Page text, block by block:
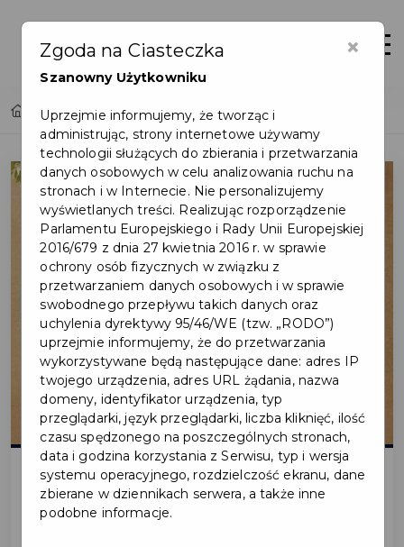
Home Wymień źródło ciepła w swoim domu
2021-06-04
×
Zgoda na Ciasteczka
Szanowny Użytkowniku
Uprzejmie informujemy, że tworząc i
administrując, strony internetowe używamy
technologii służących do zbierania i przetwarzania
danych osobowych w celu analizowania ruchu na
stronach i w Internecie. Nie personalizujemy
wyświetlanych treści. Realizując rozporządzenie
Parlamentu Europejskiego i Rady Unii Europejskiej
2016/679 z dnia 27 kwietnia 2016 r. w sprawie
ochrony osób fizycznych w związku z
przetwarzaniem danych osobowych i w sprawie
swobodnego przepływu takich danych oraz
uchylenia dyrektywy 95/46/WE (tzw. „RODO”)
uprzejmie informujemy, że do przetwarzania
wykorzystywane będą następujące dane: adres IP
twojego urządzenia, adres URL żądania, nazwa
domeny, identyfikator urządzenia, typ
przeglądarki, język przeglądarki, liczba kliknięć, ilość
czasu spędzonego na poszczególnych stronach,
data i godzina korzystania z Serwisu, typ i wersja
systemu operacyjnego, rozdzielczość ekranu, dane
zbierane w dziennikach serwera, a także inne
podobne informacje.